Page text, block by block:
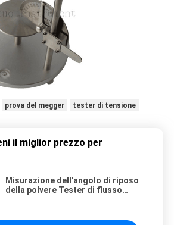
prova del megger tester di tensione
il miglior prezzo per
Misurazione dell'angolo di riposo
della polvere Tester di flusso